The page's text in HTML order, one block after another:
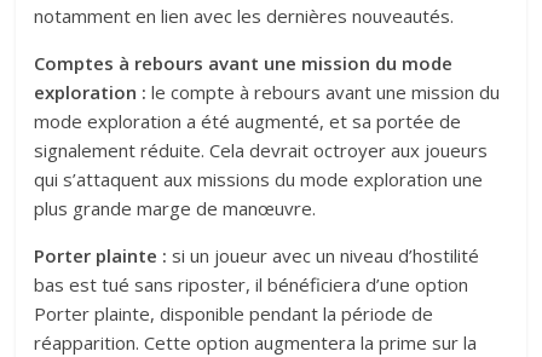
notamment en lien avec les dernières nouveautés.
Comptes à rebours avant une mission du mode
exploration : le compte à rebours avant une mission du
mode exploration a été augmenté, et sa portée de
signalement réduite. Cela devrait octroyer aux joueurs
qui s’attaquent aux missions du mode exploration une
plus grande marge de manœuvre.
Porter plainte : si un joueur avec un niveau d’hostilité
bas est tué sans riposter, il bénéficiera d’une option
Porter plainte, disponible pendant la période de
réapparition. Cette option augmentera la prime sur la